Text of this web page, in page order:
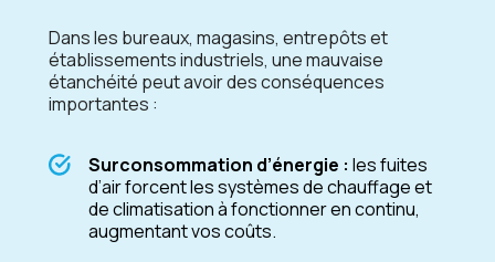
Dans les bureaux, magasins, entrepôts et
établissements industriels, une mauvaise
étanchéité peut avoir des conséquences
importantes :
Surconsommation d’énergie : les fuites
d’air forcent les systèmes de chauffage et
de climatisation à fonctionner en continu,
augmentant vos coûts.